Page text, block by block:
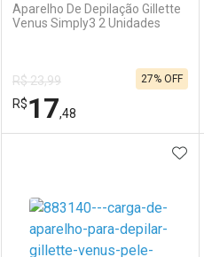
Comprar sem Desconto
Por R$ 24,09/cada
Comprar sem Desconto
Por R$ 24,09/cada
Aparelho De Depilação Gillette
Venus Simply3 2 Unidades
R$ 23,99
R$17,48
27% OFF
Laboratório
Por Menos